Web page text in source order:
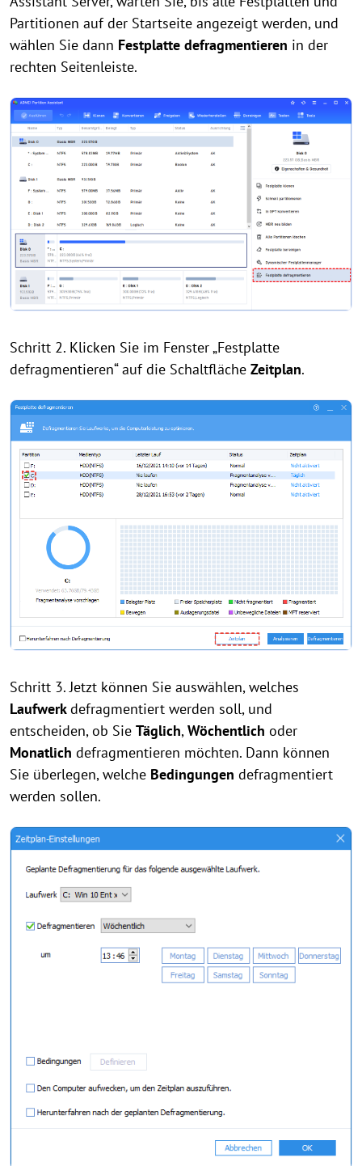
Partitionen auf der Startseite angezeigt werden, und
wählen Sie dann Festplatte defragmentieren in der
rechten Seitenleiste.
Schritt 2. Klicken Sie im Fenster „Festplatte
defragmentieren“ auf die Schaltfläche Zeitplan.
Schritt 3. Jetzt können Sie auswählen, welches
Laufwerkdefragmentiert werden soll, und
entscheiden, ob Sie Täglich,Wöchentlich oder
Monatlich defragmentieren möchten. Dann können
Sie überlegen, welche Bedingungen defragmentiert
werden sollen.